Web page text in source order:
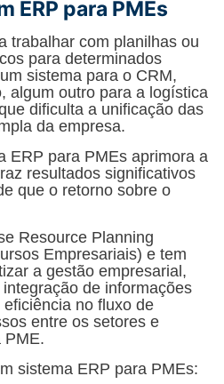
ERP para PMEs
trabalhar com planilhas ou
para determinados
sistema para o CRM,
algum outro para a logística
dificulta a unificação das
da empresa.
ERP para PMEs aprimora a
resultados significativos
que o retorno sobre o
Resource Planning
Empresariais) e tem
a gestão empresarial,
de informações
no fluxo de
entre os setores e
PME.
sistema ERP para PMEs: